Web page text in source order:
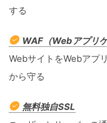
する
WAF（Webアプリ
WebサイトをWebアプ
から守る
無料独自SSL